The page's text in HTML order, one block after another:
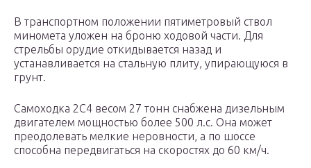
В транспортном положении пятиметровый ствол
миномета уложен на броню ходовой части. Для
стрельбы орудие откидывается назад и
устанавливается на стальную плиту, упирающуюся в
грунт.
Самоходка 2С4 весом 27 тонн снабжена дизельным
двигателем мощностью более 500 л.с. Она может
преодолевать мелкие неровности, а по шоссе
способна передвигаться на скоростях до 60 км/ч.